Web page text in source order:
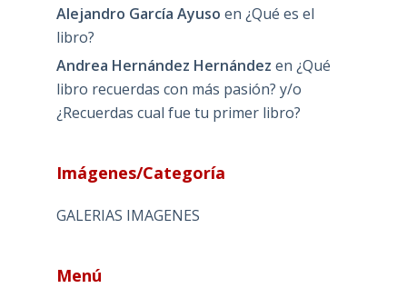
Alejandro García Ayuso en ¿Qué es el
libro?
Andrea Hernández Hernández en ¿Qué
libro recuerdas con más pasión? y/o
¿Recuerdas cual fue tu primer libro?
Imágenes/Categoría
GALERIAS IMAGENES
Menú